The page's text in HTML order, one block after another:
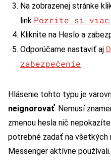
Na zobrazenej stránke
link Pozrite si viac
Kliknite na Heslo a
Odporúčame nastaviť aj
zabezpečenie
Hlásenie tohto typu je
neignorovať. Nemusí
zmenou hesla nič
potrebné zadať na všetkých
Messenger aktívne používali.